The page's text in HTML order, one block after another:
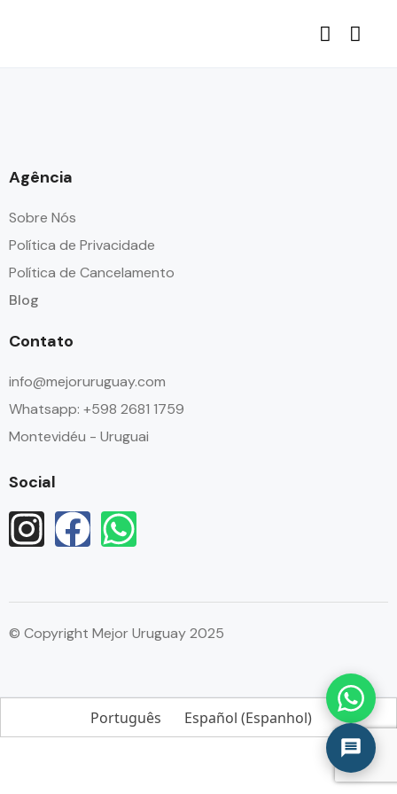
Agência
Sobre Nós
Política de Privacidade
Política de Cancelamento
Blog
Contato
info@mejoruruguay.com
Whatsapp: +598 2681 1759
Montevidéu - Uruguai
Social
© Copyright Mejor Uruguay 2025
Português Español (Espanhol)